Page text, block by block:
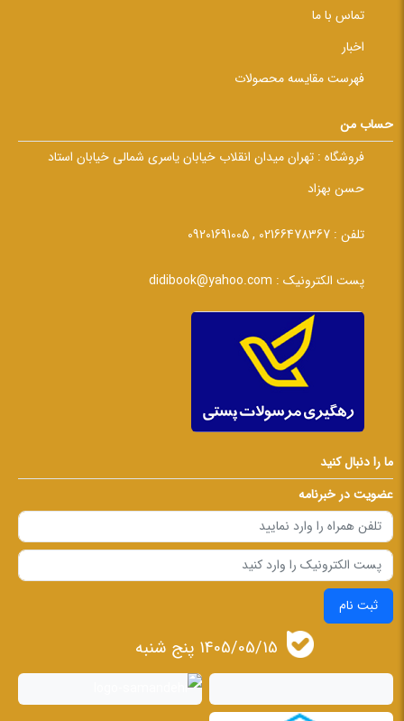
تماس با ما
اخبار
فهرست مقایسه محصولات
حساب من
فروشگاه : تهران میدان انقلاب خیابان یاسری شمالی خیابان استاد
حسن بهزاد
تلفن : 02166478367 , 09201691005
پست الکترونیک : didibook@yahoo.com
ما را دنبال کنید
عضویت در خبرنامه
ثبت نام
1405/05/15 پنج شنبه